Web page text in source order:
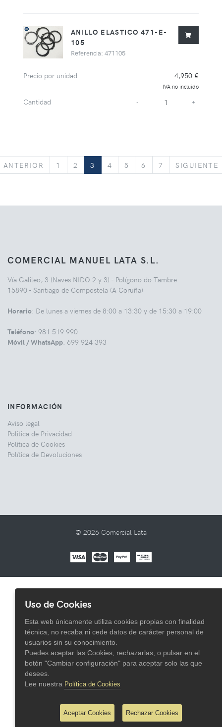
ANILLO ELASTICO 471-E-
105
Referencia: 471105
Precio por unidad 4,950 €
IVA no incluido
Cantidad - +
ANTERIOR ANTERIOR
1 2 3 4 5 6 7 SIGUIENTE
COMERCIAL MANUEL LATA S.L.
Vía Galileo, 3 (Naves NIDO 2 y 3) - Polígono do Tambre
15890 - Santiago de Compostela (A Coruña)
Horario: De lunes a viernes de 8:00 a 13:30 y de 15:30 a 19:00
Teléfono: 981 519 990
Móvil / WhatsApp: 699 924 393
INFORMACIÓN
Aviso legal
Politica de Privacidad
Política de Cookies
Política de Devoluciones
© 2026 Comercial Lata
Uso de Cookies
Esta web únicamente utiliza cookies propias con finalidad
técnica, no recaba ni cede datos de carácter personal de
usuarios sin su conocimiento.
Puedes aceptar las Cookies, rechazarlas, o pulsar en el
botón "Cambiar configuración" para aceptar solo las que
desees.
Lee nuestra Política de Cookies
Aceptar Cookies Rechazar Cookies